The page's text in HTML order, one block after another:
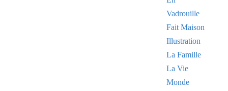
Vadrouille
Fait Maison
Illustration
La Famille
La Vie
Monde